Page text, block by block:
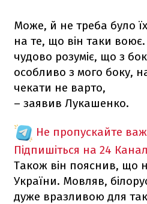
Може, й не треба було
на те, що він таки воює.
чудово розуміє, що з
особливо з мого боку, на
чекати не варто,
– заявив Лукашенко.
Не пропускайте
Підпишіться на 24
Також він пояснив, що
України. Мовляв,
дуже вразливою для